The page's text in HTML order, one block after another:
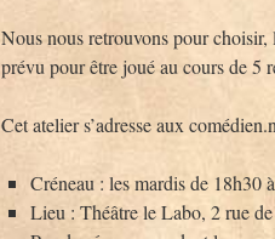
Nous nous retrouvons pour choisir,
prévu pour être joué au cours de 5
Cet atelier s’adresse aux
Créneau : les mardis de 18h30
Lieu : Théâtre le Labo, 2 rue